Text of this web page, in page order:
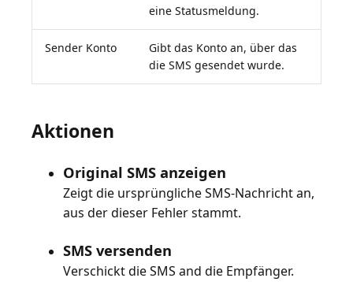
eine Statusmeldung.
Sender Konto
Gibt das Konto an, über das
die SMS gesendet wurde.
Aktionen
Original SMS anzeigen
Zeigt die ursprüngliche SMS-Nachricht an,
aus der dieser Fehler stammt.
SMS versenden
Verschickt die SMS and die Empfänger.